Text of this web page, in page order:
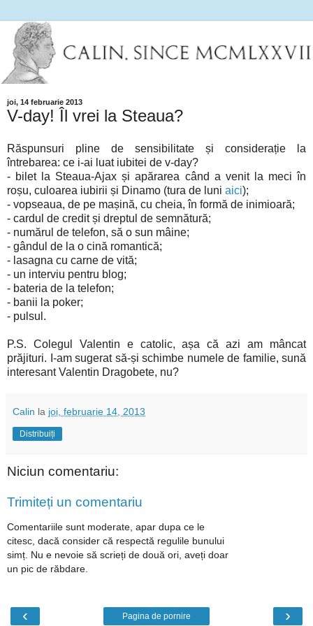
joi, 14 februarie 2013
V-day! Îl vrei la Steaua?
Răspunsuri pline de sensibilitate și considerație la
întrebarea: ce i-ai luat iubitei de v-day?
- bilet la Steaua-Ajax și apărarea când a venit la meci în
roșu, culoarea iubirii și Dinamo (tura de luni aici);
- vopseaua, de pe mașină, cu cheia, în formă de inimioară;
- cardul de credit și dreptul de semnătură;
- numărul de telefon, să o sun mâine;
- gândul de la o cină romantică;
- lasagna cu carne de vită;
- un interviu pentru blog;
- bateria de la telefon;
- banii la poker;
- pulsul.
P.S. Colegul Valentin e catolic, așa că azi am mâncat
prăjituri. I-am sugerat să-și schimbe numele de familie, sună
interesant Valentin Dragobete, nu?
Calin la joi, februarie 14, 2013
Distribuiți
Niciun comentariu:
Trimiteți un comentariu
Comentariile sunt moderate, apar dupa ce le
citesc, dacă consider că respectă regulile bunului
simț. Nu e nevoie să scrieți de două ori, aveți doar
un pic de răbdare.
‹ ›
Pagina de pornire